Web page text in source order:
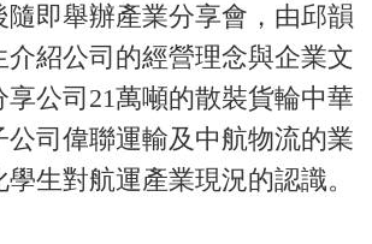
隨即舉辦產業分享會，由邱韻
介紹公司的經營理念與企業文
公司21萬噸的散裝貨輪中華
公司偉聯運輸及中航物流的業
生對航運產業現況的認識。